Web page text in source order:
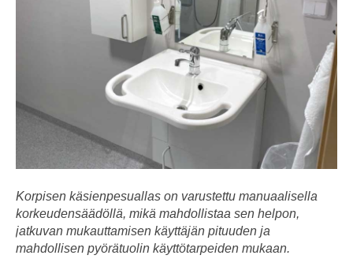
Korpisen käsienpesuallas on varustettu manuaalisella
korkeudensäädöllä, mikä mahdollistaa sen helpon,
jatkuvan mukauttamisen käyttäjän pituuden ja
mahdollisen pyörätuolin käyttötarpeiden mukaan.